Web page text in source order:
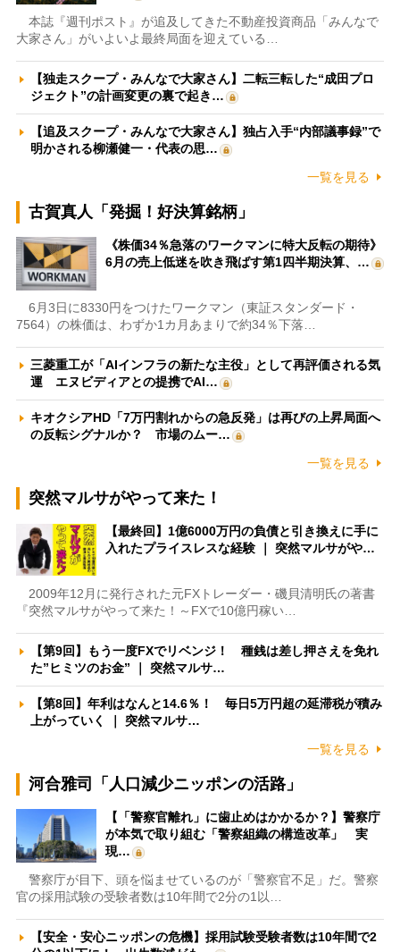
本誌『週刊ポスト』が追及してきた不動産投資商品「みんなで
大家さん」がいよいよ最終局面を迎えている…
【独走スクープ・みんなで大家さん】二転三転した“成田プロ
ジェクト”の計画変更の裏で起き…
【追及スクープ・みんなで大家さん】独占入手“内部議事録”で
明かされる柳瀬健一・代表の思…
一覧を見る
古賀真人「発掘！好決算銘柄」
《株価34％急落のワークマンに特大反転の期待》
6月の売上低迷を吹き飛ばす第1四半期決算、…
6月3日に8330円をつけたワークマン（東証スタンダード・
7564）の株価は、わずか1カ月あまりで約34％下落…
三菱重工が「AIインフラの新たな主役」として再評価される気
運 エヌビディアとの提携でAI…
キオクシアHD「7万円割れからの急反発」は再びの上昇局面へ
の反転シグナルか？ 市場のムー…
一覧を見る
突然マルサがやって来た！
【最終回】1億6000万円の負債と引き換えに手に
入れたプライスレスな経験 ｜ 突然マルサがや…
2009年12月に発行された元FXトレーダー・磯貝清明氏の著書
『突然マルサがやって来た！～FXで10億円稼い…
【第9回】もう一度FXでリベンジ！ 種銭は差し押さえを免れ
た”ヒミツのお金” ｜ 突然マルサ…
【第8回】年利はなんと14.6％！ 毎日5万円超の延滞税が積み
上がっていく ｜ 突然マルサ…
一覧を見る
河合雅司「人口減少ニッポンの活路」
【「警察官離れ」に歯止めはかかるか？】警察庁
が本気で取り組む「警察組織の構造改革」 実
現…
警察庁が目下、頭を悩ませているのが「警察官不足」だ。警察
官の採用試験の受験者数は10年間で2分の1以…
【安全・安心ニッポンの危機】採用試験受験者数は10年間で2